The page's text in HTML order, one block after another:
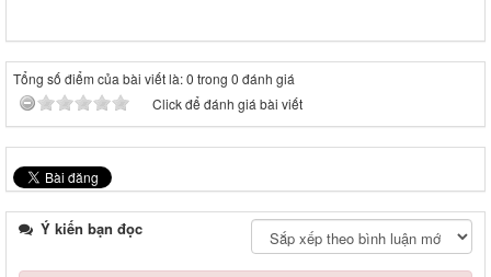
Tổng số điểm của bài viết là: 0 trong 0 đánh giá
Click để đánh giá bài viết
Ý kiến bạn đọc